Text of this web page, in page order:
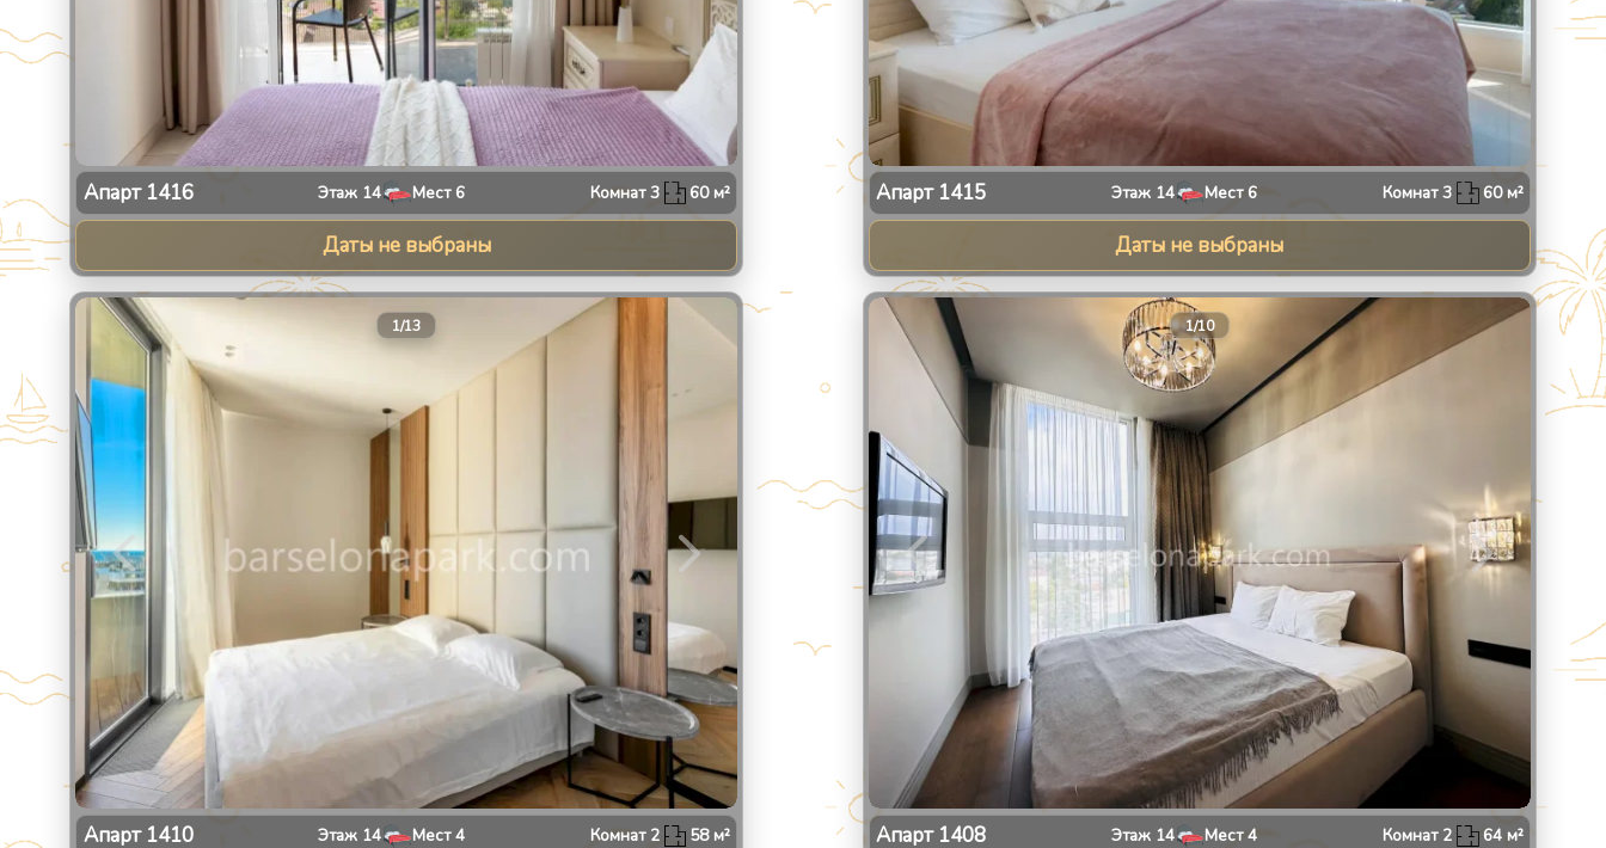
Апарт 1416 Этаж 14 Мест 6 Комнат3 60м²
Даты не выбраны
Апарт 1415 Этаж 14 Мест 6 Комнат3 60м²
Даты не выбраны
1/13
Апарт 1410 Этаж 14 Мест4 Комнат 2 58м²
1/10
Апарт 1408 Этаж 14 Мест4 Комнат 2 64м²